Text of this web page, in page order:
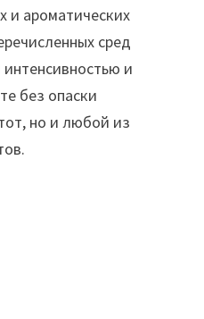
и ароматических
сред
и
без опаски
но и любой из